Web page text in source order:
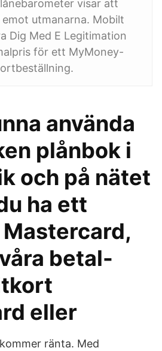
visar att
utmanarna. Mobilt
Dig Med E Legitimation
för ett MyMoney-
använda
plånbok i
och på nätet
ha ett
betal-
eller
ränta. Med